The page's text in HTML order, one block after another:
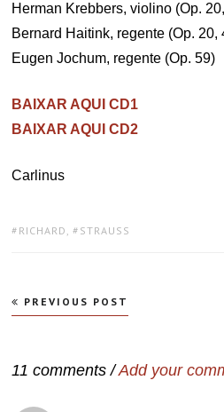
Herman Krebbers, violino (Op.
Bernard Haitink, regente (Op. 20,
Eugen Jochum, regente (Op. 59)
BAIXAR AQUI CD1
BAIXAR AQUI CD2
Carlinus
TAGS:
RICHARD , STRAUSS
Navegação
de
PREVIOUS POST
11 comments /Add your